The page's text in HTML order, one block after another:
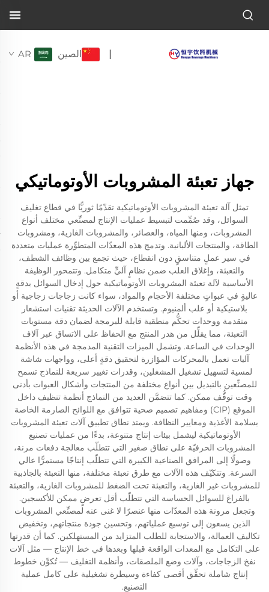
| الصين AR
جهاز تعبئة المشروبات الأوتوماتيكي
تمثل آلة تعبئة المشروبات الأوتوماتيكية تقدّمًا ثوريًّا في قطاع تغليف
السوائل، وقد صُمِّمت لتبسيط عمليات الإنتاج لمصنِّعي مختلف أنواع
المشروبات، ومنها المياه، والعصائر، والمشروبات الغازية، ومشروبات
الطاقة، والمنتجات الألبانية. وتدمج هذه المعدّات المتطوِّرة عمليات متعددة
في سير عملٍ متناسقٍ دون انقطاع، حيث تجمع بين وظائف الشطف،
والتعبئة، وإغلاق العلب ضمن نظامٍ آليٍّ متكامل. وتتمحور الوظيفة
الأساسية لآلة تعبئة المشروبات الأوتوماتيكية حول إدخال السوائل بدقةٍ
عاليةٍ في عبواتٍ مختلفة الأحجام والمواد، سواء كانت زجاجات زجاجية أو
بلاستيكية أو علب ألمنيوم. وتستخدم الآلات الحديثة تقنيات استشعار
متقدمة ووحدات تحكُّم منطقية قابلة للبرمجة لضمان دقة مستويات
التعبئة، مما يقلِّل من هدر المنتج مع الحفاظ على الاتساق عبر آلاف
الوحدات في الساعة. وتشمل الميزات التقنية المدمجة في هذه الأنظمة
آليات تعمل بالمحركات المؤازرة لتحقيق دقةٍ أعلى، وواجهات شاشة
لمسية لتسهيل تشغيل المشغلين، وقدرات تغيير سريعة للنماذج تسمح
للمصنِّعين بالتبديل بين أنواع مختلفة من المنتجات وأشكال العبوات بأدنى
وقت توقُّف ممكن. كما تتضمَّن العديد من النماذج أنظمة تنظيف داخل
الموقع (CIP) ومفاهيم تصميم صحية تتوافق مع اللوائح الصارمة الخاصة
بسلامة الأغذية ومعايير النظافة. ويمتد نطاق تطبيق آلات تعبئة المشروبات
الأوتوماتيكية ليشمل بيئات إنتاج متنوعة، بدءًا من عمليات تصنيع
المشروبات الحرفيّة على نطاق صغير التي تتطلّب معالجة دفعات مرنة،
وصولًا إلى المرافق الصناعية الكبيرة التي تتطلّب إنتاجًا مستمرًّا عالي
السرعة. وتتكيّف هذه الآلات مع طرق تعبئة مختلفة، منها التعبئة بالجاذبية
للمشروبات غير الغازية، والتعبئة تحت الضغط للمشروبات الغازية، والتعبئة
بالفراغ للسوائل الحساسة التي تتطلّب أقل تعرضٍ ممكن للأكسجين.
وتجعل مرونة هذه المعدّات منها عنصرًا لا غنى عنه لمصنِّعي المشروبات
الذين يسعون إلى توسيع عملياتهم، وتحسين جودة منتجاتهم، وتخفيض
تكاليف العمالة، والاستجابة للطلب المتزايد من المستهلكين. كما أن قدرتها
على التكامل مع المعدات الواقعة قبلها وبعدها في خط الإنتاج — مثل آلات
نفخ الزجاجات، وآلات وضع الملصقات، وأنظمة التغليف — تُكوِّن خطوط
إنتاج شاملة تحقِّق أقصى كفاءة وسيطرة تشغيلية على كامل عملية
التصنيع.